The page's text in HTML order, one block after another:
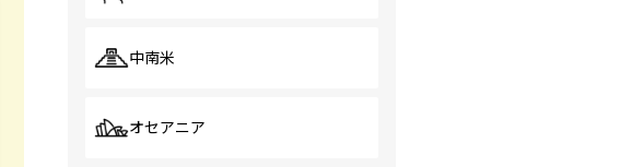
中南米
オセアニア